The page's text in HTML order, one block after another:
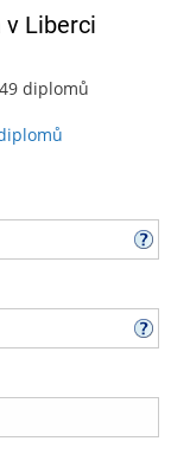
Liberci
diplomů